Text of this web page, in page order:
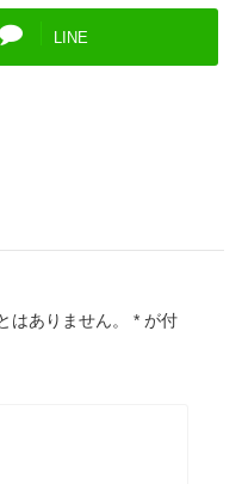
LINE
はありません。 * が付